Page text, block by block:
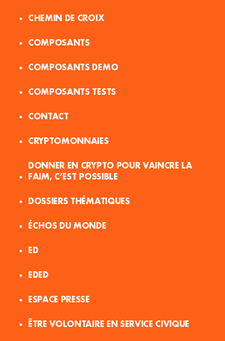
CHEMIN DE CROIX
COMPOSANTS
COMPOSANTS DEMO
COMPOSANTS TESTS
CONTACT
CRYPTOMONNAIES
DONNER EN CRYPTO POUR VAINCRE LA
FAIM, C’EST POSSIBLE
DOSSIERS THÉMATIQUES
ÉCHOS DU MONDE
ED
EDED
ESPACE PRESSE
ÊTRE VOLONTAIRE EN SERVICE CIVIQUE